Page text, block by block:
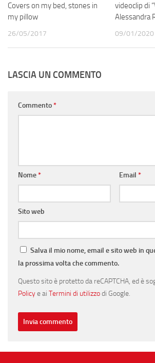
Covers on my bed, stones in
my pillow
26/05/2017
videoclip di
Alessandra
09/01/2020
LASCIA UN COMMENTO
Commento*
Nome* Email *
Sito web
Salva il mio nome, email e sito web in
la prossima volta che commento.
Questo sito è protetto da reCAPTCHA, ed è
Policye ai Termini di utilizzodi Google.